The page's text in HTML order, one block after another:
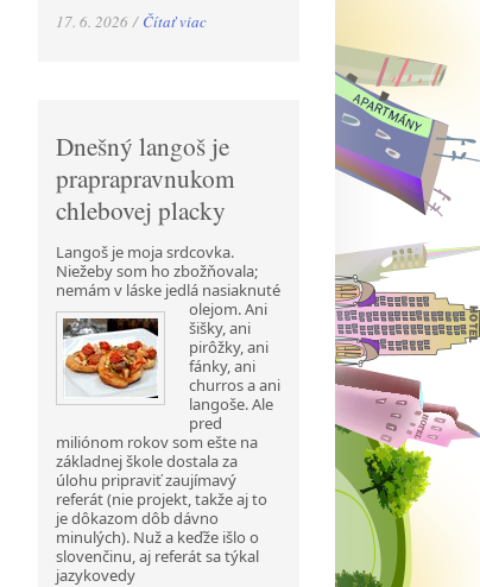
17. 6. 2026 / Čítať viac
Dnešný langoš je
praprapravnukom
chlebovej placky
Langoš je moja srdcovka.
Niežeby som ho zbožňovala;
nemám v láske jedlá nasiaknuté
olejom. Ani
šišky, ani
pirôžky, ani
fánky, ani
churros a ani
langoše. Ale
pred
miliónom rokov som ešte na
základnej škole dostala za
úlohu pripraviť zaujímavý
referát (nie projekt, takže aj to
je dôkazom dôb dávno
minulých). Nuž a keďže išlo o
slovenčinu, aj referát sa týkal
jazykovedy